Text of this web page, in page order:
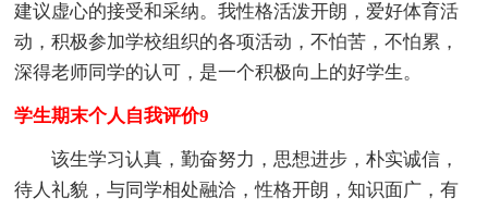
建议虚心的接受和采纳。我性格活泼开朗，爱好体育活
动，积极参加学校组织的各项活动，不怕苦，不怕累，
深得老师同学的认可，是一个积极向上的好学生。
学生期末个人自我评价9
该生学习认真，勤奋努力，思想进步，朴实诚信，
待人礼貌，与同学相处融洽，性格开朗，知识面广，有